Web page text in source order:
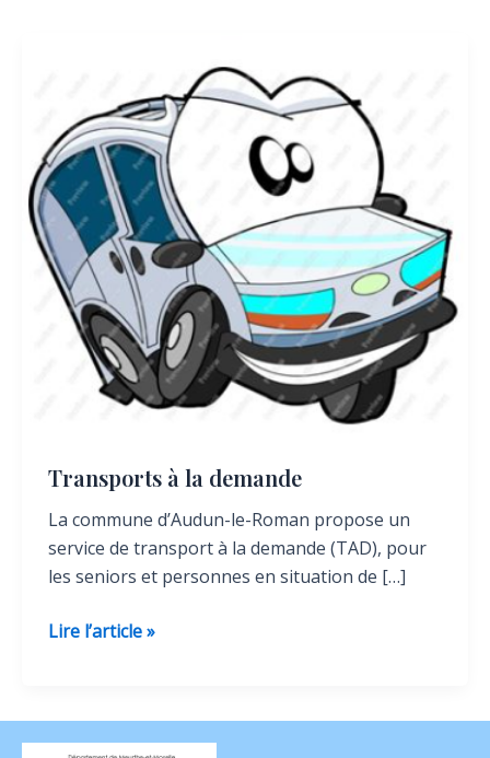
Transports à la demande
La commune d’Audun-le-Roman propose un
service de transport à la demande (TAD), pour
les seniors et personnes en situation de […]
Transports
demande
Lire l’article »